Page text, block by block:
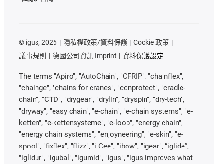
© igus, 2026 隱私權政策/資料保護
Cookie 政策
議事規則
德國公司資訊 Imprint 資料保護設定
The terms "Apiro", "AutoChain", "CFRIP", "chainflex",
"chainge", "chains for cranes", "conprotect", "cradle-
chain", "CTD", "drygear", "drylin", "dryspin", "dry-tech",
"dryway", "easy chain", "e-chain", "e-chain systems", "e-
ketten", "e-kettensysteme", "e-loop", "energy chain",
"energy chain systems", "enjoyneering", "e-skin", "e-
spool", "fixflex", "flizz", "i.Cee", "ibow", "igear", “iglide”,
"iglidur", "igubal", "igumid", "igus", "igus improves what